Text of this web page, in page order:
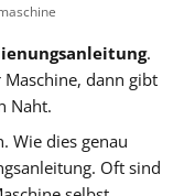
.
dann gibt
Naht.
Wie dies genau
Oft sind